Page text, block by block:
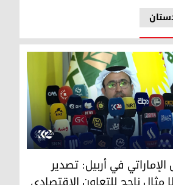
في أربيل: تصدير البطاطا مثال
في أربيل: تصدير